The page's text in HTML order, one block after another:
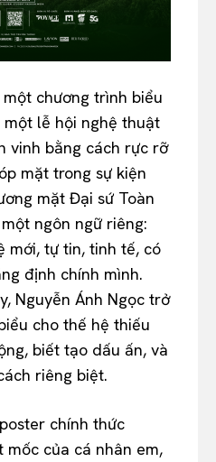
chương trình biểu
lễ hội nghệ thuật
vinh bằng cách rực rỡ
mặt trong sự kiện
mặt Đại sứ Toàn
ngôn ngữ riêng:
mới, tự tin, tinh tế, có
định chính mình.
Nguyễn Ánh Ngọc trở
cho thế hệ thiếu
biết tạo dấu ấn, và
riêng biệt.
chính thức
của cá nhân em,